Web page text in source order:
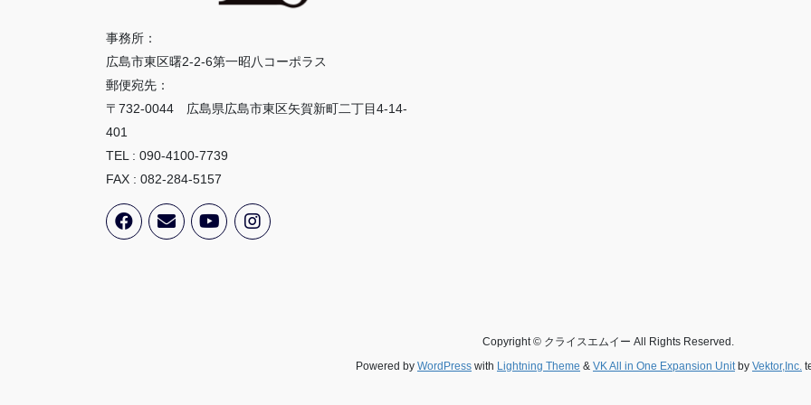
事務所：
広島市東区曙2-2-6第一昭八コーポラス
郵便宛先：
〒732-0044 広島県広島市東区矢賀新町二丁目4-14-
401
TEL : 090-4100-7739
FAX : 082-284-5157
Copyright © クライスエムイー All Rights Reserved.
Powered by WordPress with Lightning Theme & VK All in One Expansion Unit by Vektor,Inc.